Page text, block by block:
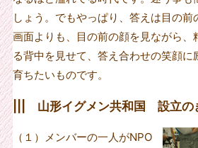
しょう。でもやっぱり、答えは目の前
画面よりも、目の前の顔を見ながら、
る背中を見せて、答え合わせの笑顔に
育ちたいものです。
||| 山形イグメン共和国 設立の
（１）メンバーの一人がNPO